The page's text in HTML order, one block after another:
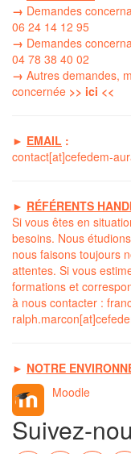
→ Demandes
06 24 14 12 95
→ Demandes
04 78 38 40 02
→ Autres demandes,
concernée >> ici <<
► EMAIL :
contact[at]cefedem-
► RÉFÉRENTS
Si vous êtes en
besoins. Nous
nous faisons toujours
attentes. Si vous
formations et
à nous contacter :
► NOTRE
Moodle
Suivez-